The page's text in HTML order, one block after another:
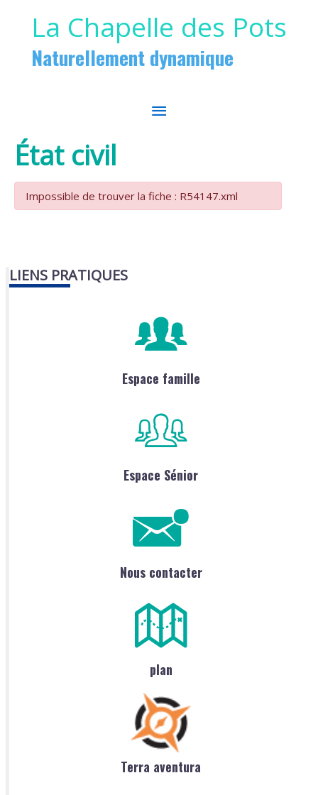
La Chapelle des Pots
Naturellement dynamique
MENU
État civil
Impossible de trouver la fiche : R54147.xml
LIENS PRATIQUES
Espace famille
Espace Sénior
Nous contacter
plan
Terra aventura